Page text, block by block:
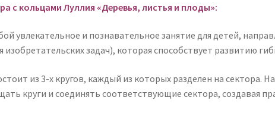
с кольцами Луллия «Деревья, листья и плоды»:
увлекательное и познавательное занятие для детей,
задач), которая способствует развитию
из 3-х кругов, каждый из которых разделен на сектора.
круги и соединять соответствующие сектора, создавая